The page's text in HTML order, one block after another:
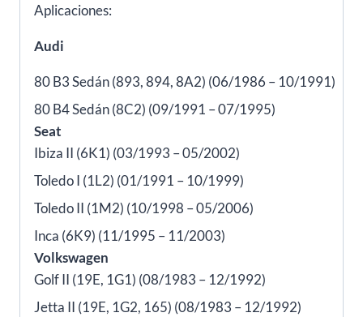
cantidad
Aplicaciones:
Audi
80 B3 Sedán (893, 894, 8A2) (06/1986 – 10/1991)
80 B4 Sedán (8C2) (09/1991 – 07/1995)
Seat
Ibiza II (6K1) (03/1993 – 05/2002)
Toledo I (1L2) (01/1991 – 10/1999)
Toledo II (1M2) (10/1998 – 05/2006)
Inca (6K9) (11/1995 – 11/2003)
Volkswagen
Golf II (19E, 1G1) (08/1983 – 12/1992)
Jetta II (19E, 1G2, 165) (08/1983 – 12/1992)